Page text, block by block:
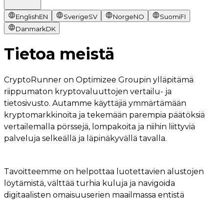
EnglishEN SverigeSV NorgeNO SuomiFI
DanmarkDK
Tietoa meistä
CryptoRunner on Optimizee Groupin ylläpitämä
riippumaton kryptovaluuttojen vertailu- ja
tietosivusto. Autamme käyttäjiä ymmärtämään
kryptomarkkinoita ja tekemään parempia päätöksiä
vertailemalla pörssejä, lompakoita ja niihin liittyviä
palveluja selkeällä ja läpinäkyvällä tavalla.
Tavoitteemme on helpottaa luotettavien alustojen
löytämistä, välttää turhia kuluja ja navigoida
digitaalisten omaisuuserien maailmassa entistä